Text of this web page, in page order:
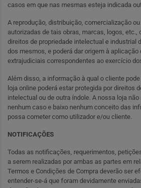
casos em que nas mesmas esteja indicada
A reprodução, distribuição, comercialização
autorizadas de tais obras, marcas, logos,
direitos de propriedade intelectual e industrial
dos mesmos, e poderá dar origem à
extrajudiciais correspondentes ao exercício
Além disso, a informação à qual o cliente
loja online poderá estar protegida por direitos
intelectual ou de outra índole. A nossa loja
nenhum caso e baixo nenhum conceito das
possa cometer como utilizador e/ou cliente.
NOTIFICAÇÕES
Todas as notificações, requerimentos,
a serem realizadas por ambas as partes em
Termos e Condições de Compra deverão ser
entender-se-á que foram devidamente